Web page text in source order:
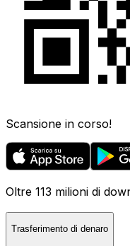
Scansione in corso!
Oltre 113 milioni di
Trasferimento di denaro